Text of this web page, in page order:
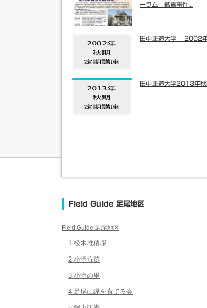
ーラム 鉱毒事件...
田中正造大学 2002年
田中正造大学2013年秋
Field Guide 足尾地区
Field Guide 足尾地区
1 松木堆積場
2 小滝坑跡
3 小滝の里
4 足尾に緑を育てる会